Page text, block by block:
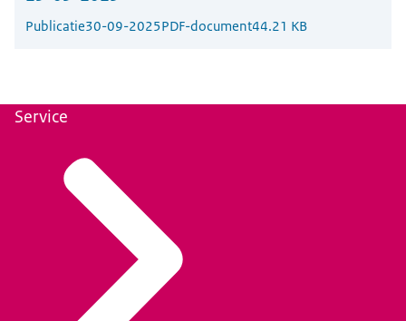
Publicatie30-09-2025PDF-document44.21 KB
Service